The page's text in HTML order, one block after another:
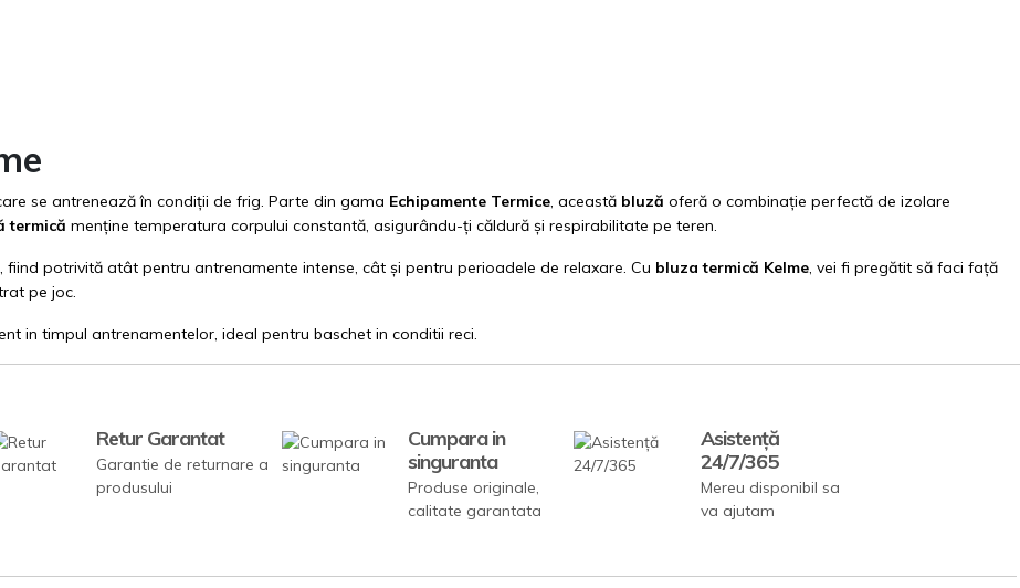
se antrenează în condiții de frig. Parte din gama Echipamente Termice, această bluză oferă o combinație perfectă de izolare
termică menține temperatura corpului constantă, asigurându-ți căldură și respirabilitate pe teren.
potrivită atât pentru antrenamente intense, cât și pentru perioadele de relaxare. Cu bluza termică Kelme, vei fi pregătit să faci față
pe joc.
in timpul antrenamentelor, ideal pentru baschet in conditii reci.
Retur Garantat
Garantie de returnare a
produsului
Cumpara in
singuranta
Produse originale,
calitate garantata
Asistență
24/7/365
Mereu disponibil sa
va ajutam